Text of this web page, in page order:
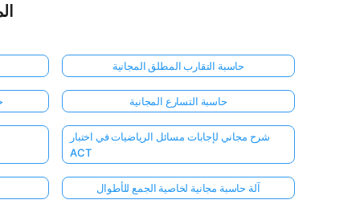
حاسبة التقارب المطلق المجانية
حاسبة التسارع المجانية
شرح مجاني لإجابات مسائل الرياضيات في اختبار
ACT
آلة حاسبة مجانية لخاصية الجمع للأطوال